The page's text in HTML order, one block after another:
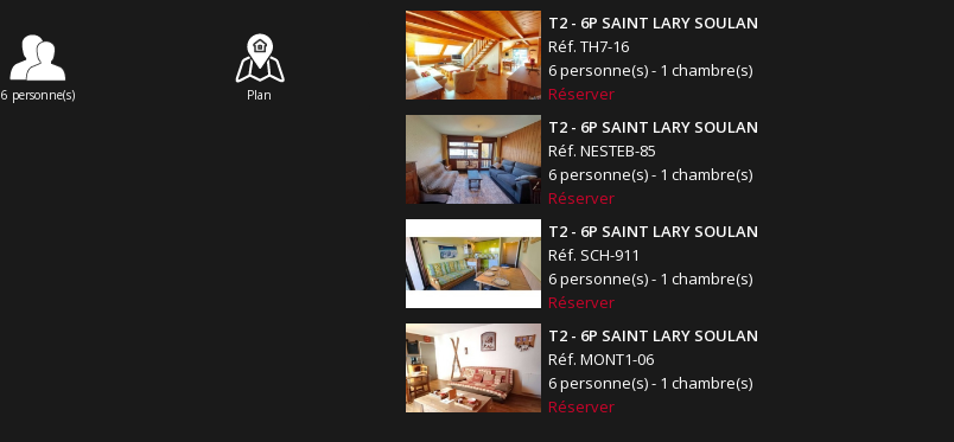
6 personne(s) Plan
T2 - 6P SAINT LARY SOULAN
Réf. TH7-16
6 personne(s) - 1 chambre(s)
Réserver
T2 - 6P SAINT LARY SOULAN
Réf. NESTEB-85
6 personne(s) - 1 chambre(s)
Réserver
T2 - 6P SAINT LARY SOULAN
Réf. SCH-911
6 personne(s) - 1 chambre(s)
Réserver
T2 - 6P SAINT LARY SOULAN
Réf. MONT1-06
6 personne(s) - 1 chambre(s)
Réserver